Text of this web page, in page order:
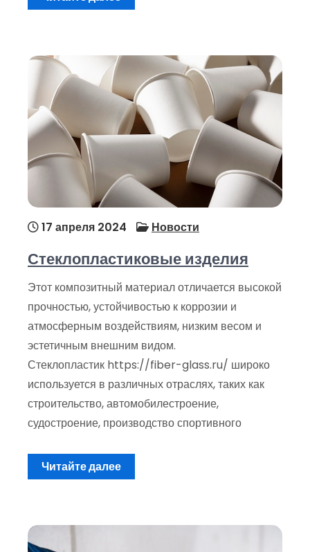
17 апреля 2024 Новости
Стеклопластиковые изделия
Этот композитный материал отличается высокой
прочностью, устойчивостью к коррозии и
атмосферным воздействиям, низким весом и
эстетичным внешним видом.
Стеклопластик https://fiber-glass.ru/ широко
используется в различных отраслях, таких как
строительство, автомобилестроение,
судостроение, производство спортивного
Читайте далее